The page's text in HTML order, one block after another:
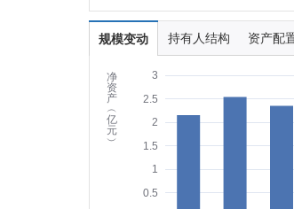
规模变动 持有人结构 资产配
净
资
产
︵
亿
元
︶
0.5
1
1.5
2
2.5
3